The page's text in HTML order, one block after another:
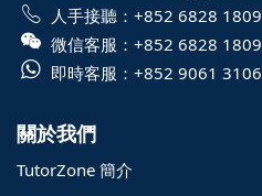
人手接聽： +852 6828 1809
微信客服： +852 6828 1809
即時客服： +852 9061 3106
關於我們
TutorZone 簡介